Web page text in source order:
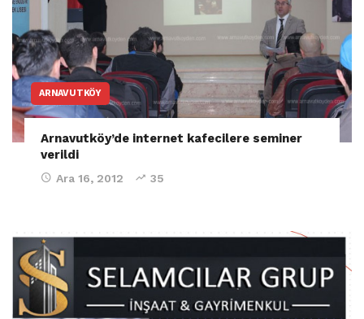
ARNAVUTKÖY
Arnavutköy’de internet kafecilere seminer
verildi
Ara 16, 2012 35